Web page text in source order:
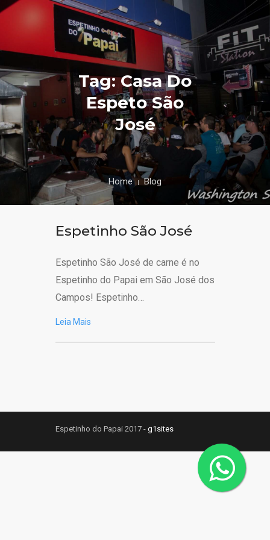
Tag: Casa Do
Espeto São
José
Home Blog
Espetinho São José
Espetinho São José de carne é no
Espetinho do Papai em São José dos
Campos! Espetinho…
Leia Mais
Espetinho do Papai 2017 - g1sites